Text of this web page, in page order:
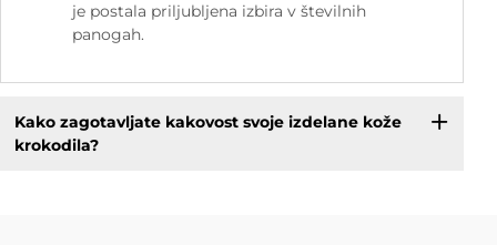
je postala priljubljena izbira v številnih
panogah.
Kako zagotavljate kakovost svoje izdelane kože
krokodila?